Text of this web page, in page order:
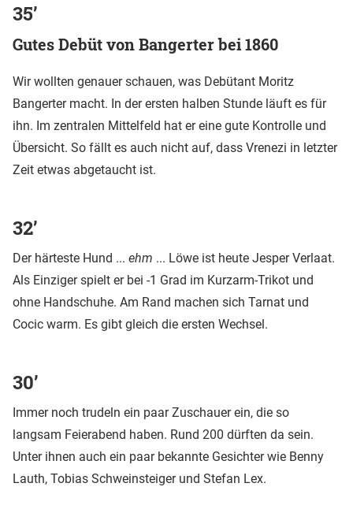
35’
Gutes Debüt von Bangerter bei 1860
Wir wollten genauer schauen, was Debütant Moritz
Bangerter macht. In der ersten halben Stunde läuft es für
ihn. Im zentralen Mittelfeld hat er eine gute Kontrolle und
Übersicht. So fällt es auch nicht auf, dass Vrenezi in letzter
Zeit etwas abgetaucht ist.
32’
Der härteste Hund ... ehm ... Löwe ist heute Jesper Verlaat.
Als Einziger spielt er bei -1 Grad im Kurzarm-Trikot und
ohne Handschuhe. Am Rand machen sich Tarnat und
Cocic warm. Es gibt gleich die ersten Wechsel.
30’
Immer noch trudeln ein paar Zuschauer ein, die so
langsam Feierabend haben. Rund 200 dürften da sein.
Unter ihnen auch ein paar bekannte Gesichter wie Benny
Lauth, Tobias Schweinsteiger und Stefan Lex.